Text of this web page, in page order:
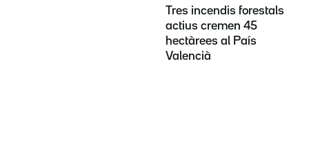
Tres incendis forestals
actius cremen 45
hectàrees al País
Valencià